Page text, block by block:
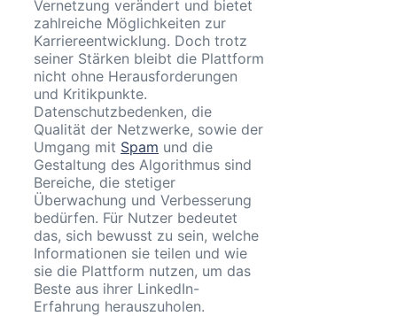
Vernetzung verändert und bietet
zahlreiche Möglichkeiten zur
Karriereentwicklung. Doch trotz
seiner Stärken bleibt die Plattform
nicht ohne Herausforderungen
und Kritikpunkte.
Datenschutzbedenken, die
Qualität der Netzwerke, sowie der
Umgang mit Spam und die
Gestaltung des Algorithmus sind
Bereiche, die stetiger
Überwachung und Verbesserung
bedürfen. Für Nutzer bedeutet
das, sich bewusst zu sein, welche
Informationen sie teilen und wie
sie die Plattform nutzen, um das
Beste aus ihrer LinkedIn-
Erfahrung herauszuholen.